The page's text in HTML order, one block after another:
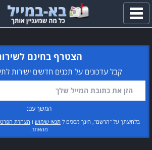
פתח
תפריט
הצטרף בחינם
קבל עדכונים על תכנים חדשים ישירות
המשך עם:
בלחיצתך על "הרשם", הינך מסכים ל תנאי שימוש ו הצהרת
מהאתר.